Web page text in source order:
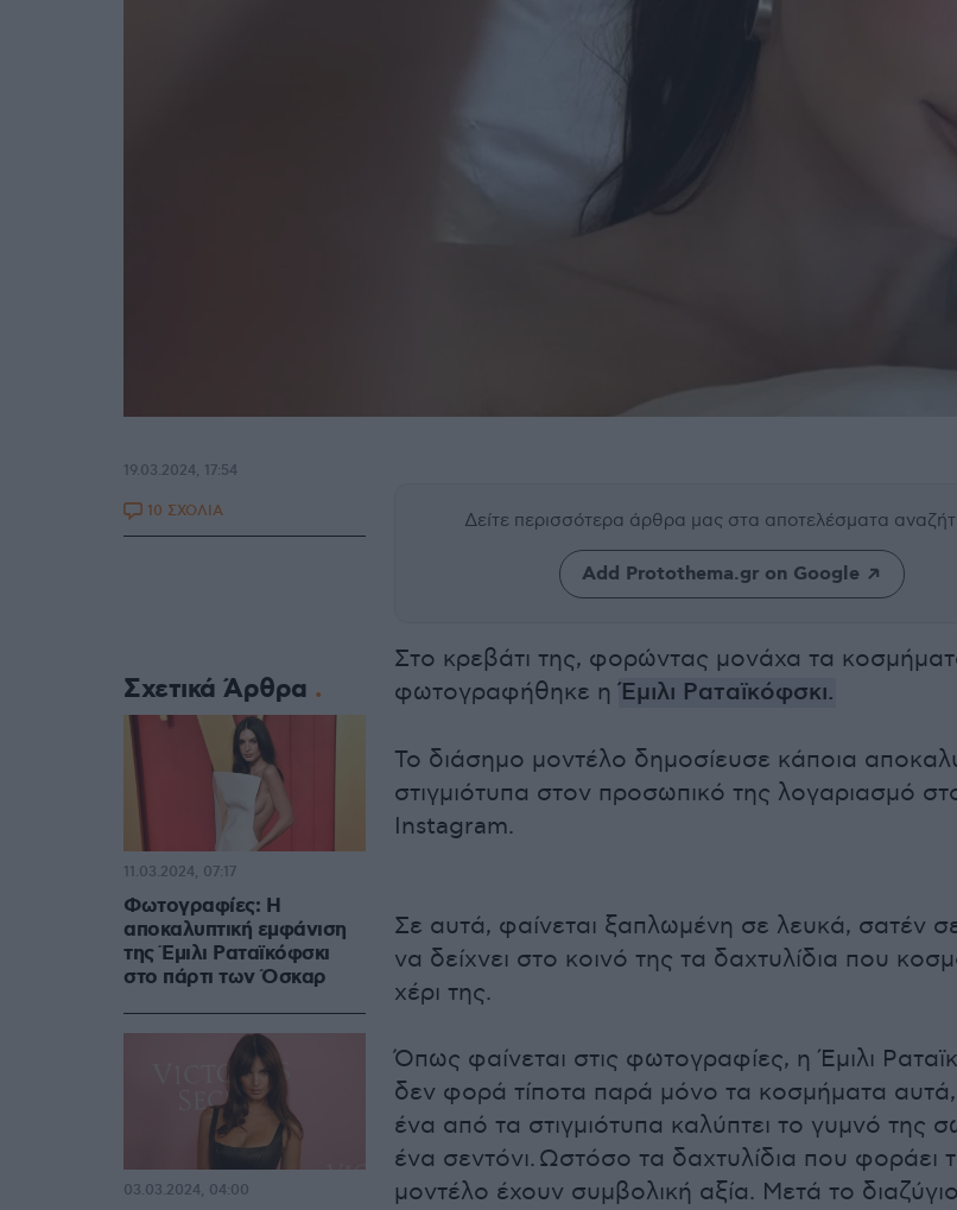
Δείτε περισσότερα άρθρα μας στα αποτελέσματα
Add Protothema.gr on Google
Στο κρεβάτι της, φορώντας μονάχα τα
φωτογραφήθηκε ηΈμιλι Ραταϊκόφσκι.
Το διάσημο μοντέλο δημοσίευσε κάποια
στιγμιότυπα στον προσωπικό της λογαριασμό
Instagram.
Σε αυτά, φαίνεται ξαπλωμένη σε λευκά, σατέν
να δείχνει στο κοινό της τα δαχτυλίδια που
χέρι της.
Όπως φαίνεται στις φωτογραφίες, η Έμιλι
δεν φορά τίποτα παρά μόνο τα κοσμήματα
ένα από τα στιγμιότυπα καλύπτει το γυμνό της
ένα σεντόνι. Ωστόσο τα δαχτυλίδια που φοράει
μοντέλο έχουν συμβολική αξία. Μετά το
19.03.2024, 17:54
10 ΣΧΟΛΙΑ
Σχετικά Άρθρα
Φωτογραφίες: Η
αποκαλυπτική εμφάνιση
της Έμιλι Ραταϊκόφσκι
στο πάρτι των Όσκαρ
11.03.2024, 07:17
03.03.2024, 04:00